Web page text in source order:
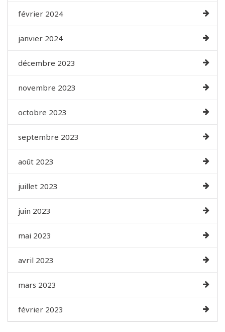
février 2024
janvier 2024
décembre 2023
novembre 2023
octobre 2023
septembre 2023
août 2023
juillet 2023
juin 2023
mai 2023
avril 2023
mars 2023
février 2023